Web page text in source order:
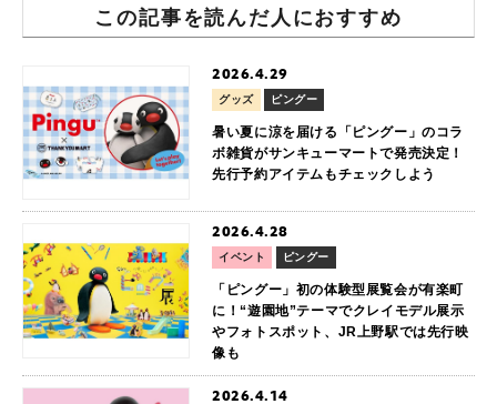
この記事を読んだ人におすすめ
2026.4.29
グッズ ピングー
暑い夏に涼を届ける「ピングー」のコラ
ボ雑貨がサンキューマートで発売決定！
先行予約アイテムもチェックしよう
2026.4.28
イベント ピングー
「ピングー」初の体験型展覧会が有楽町
に！“遊園地”テーマでクレイモデル展示
やフォトスポット、JR上野駅では先行映
像も
2026.4.14